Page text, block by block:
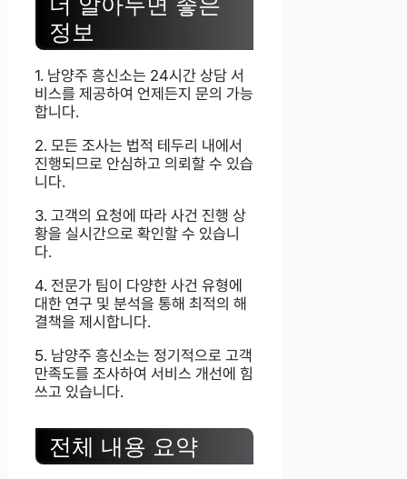
정보
1. 남양주 흥신소는 24시간 상담 서
비스를 제공하여 언제든지 문의 가능
합니다.
2. 모든 조사는 법적 테두리 내에서
진행되므로 안심하고 의뢰할 수 있습
니다.
3. 고객의 요청에 따라 사건 진행 상
황을 실시간으로 확인할 수 있습니
다.
4. 전문가 팀이 다양한 사건 유형에
대한 연구 및 분석을 통해 최적의 해
결책을 제시합니다.
5. 남양주 흥신소는 정기적으로 고객
만족도를 조사하여 서비스 개선에 힘
쓰고 있습니다.
전체 내용 요약